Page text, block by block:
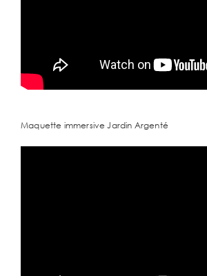
Maquette immersive Jardin Argenté